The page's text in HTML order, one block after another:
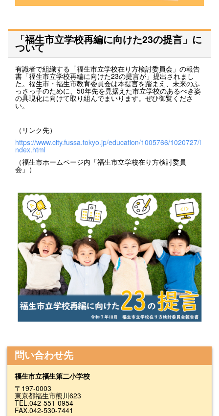
「福生市立学校再編に向けた23の提言」に
ついて
有識者で組織する「福生市立学校在り方検討委員会」の報告
書「福生市立学校再編に向けた23の提言が」提出されまし
た。福生市・福生市教育委員会は本提言を踏まえ、未来のふ
っさっ子のために、50年先を見据えた市立学校のあるべき姿
の具現化に向けて取り組んでまいります。ぜひ御覧くださ
い。
（リンク先）
https://www.city.fussa.tokyo.jp/education/1005766/1020727/i
ndex.html
（福生市ホームページ内「福生市立学校在り方検討委員
会」）
問い合わせ先
福生市立福生第二小学校
〒197-0003
東京都福生市熊川623
TEL.042-551-0954
FAX.042-530-7441